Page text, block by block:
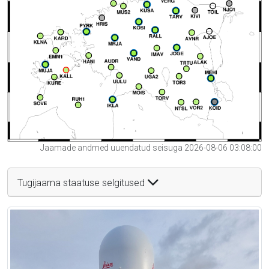
Jaamade andmed uuendatud seisuga 2026-08-06 03:08:00
Tugijaama staatuse selgitused